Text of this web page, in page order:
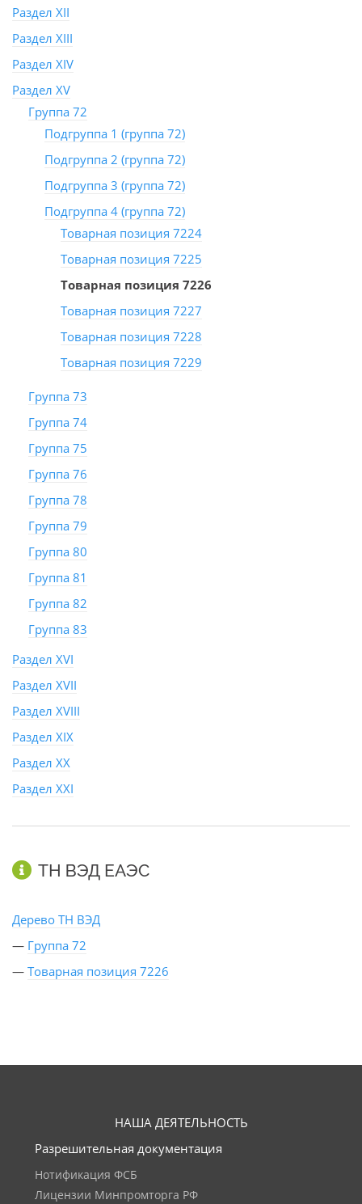
Раздел XII
Раздел XIII
Раздел XIV
Раздел XV
Группа 72
Подгруппа 1 (группа 72)
Подгруппа 2 (группа 72)
Подгруппа 3 (группа 72)
Подгруппа 4 (группа 72)
Товарная позиция 7224
Товарная позиция 7225
Товарная позиция 7226
Товарная позиция 7227
Товарная позиция 7228
Товарная позиция 7229
Группа 73
Группа 74
Группа 75
Группа 76
Группа 78
Группа 79
Группа 80
Группа 81
Группа 82
Группа 83
Раздел XVI
Раздел XVII
Раздел XVIII
Раздел XIX
Раздел XX
Раздел XXI
ТН ВЭД ЕАЭС
Дерево ТН ВЭД
— Группа 72
— Товарная позиция 7226
НАША ДЕЯТЕЛЬНОСТЬ
Разрешительная документация
Нотификация ФСБ
Лицензии Минпромторга РФ